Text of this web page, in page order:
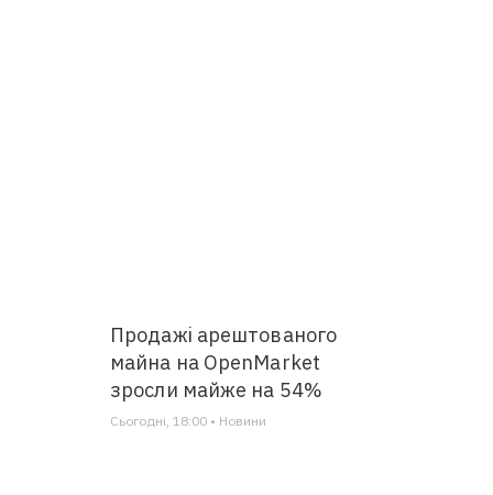
Продажі арештованого
майна на OpenMarket
зросли майже на 54%
Сьогодні, 18:00 • Новини